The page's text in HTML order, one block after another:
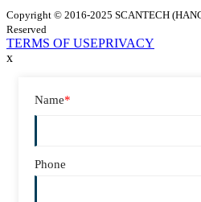
Copyright © 2016-2025 SCANTECH
Reserved
TERMS OF USEPRIVACY
x
Name*
Phone